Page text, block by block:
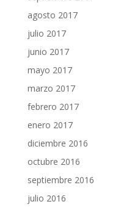
agosto 2017
julio 2017
junio 2017
mayo 2017
marzo 2017
febrero 2017
enero 2017
diciembre 2016
octubre 2016
septiembre 2016
julio 2016